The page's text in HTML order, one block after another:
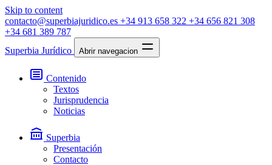
Skip to content
contacto@superbiajuridico.es +34 913 658 322 +34 656 821 308
+34 681 389 787
Superbia Jurídico
Abrir navegacion
Contenido
Textos
Jurisprudencia
Noticias
Superbia
Presentación
Contacto